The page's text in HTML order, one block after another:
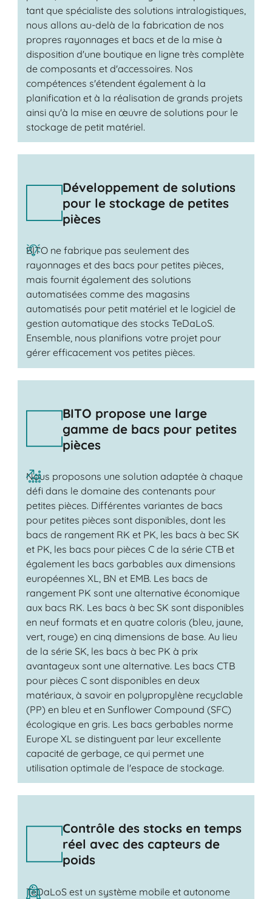
tant que spécialiste des solutions intralogistiques,
nous allons au-delà de la fabrication de nos
propres rayonnages et bacs et de la mise à
disposition d'une boutique en ligne très complète
de composants et d'accessoires. Nos
compétences s'étendent également à la
planification et à la réalisation de grands projets
ainsi qu'à la mise en œuvre de solutions pour le
stockage de petit matériel.
Développement de solutions
pour le stockage de petites
pièces
BITO ne fabrique pas seulement des
rayonnages et des bacs pour petites pièces,
mais fournit également des solutions
automatisées comme des magasins
automatisés pour petit matériel et le logiciel de
gestion automatique des stocks TeDaLoS.
Ensemble, nous planifions votre projet pour
gérer efficacement vos petites pièces.
BITO propose une large
gamme de bacs pour petites
pièces
Nous proposons une solution adaptée à chaque
défi dans le domaine des contenants pour
petites pièces. Différentes variantes de bacs
pour petites pièces sont disponibles, dont les
bacs de rangement RK et PK, les bacs à bec SK
et PK, les bacs pour pièces C de la série CTB et
également les bacs garbables aux dimensions
européennes XL, BN et EMB. Les bacs de
rangement PK sont une alternative économique
aux bacs RK. Les bacs à bec SK sont disponibles
en neuf formats et en quatre coloris (bleu, jaune,
vert, rouge) en cinq dimensions de base. Au lieu
de la série SK, les bacs à bec PK à prix
avantageux sont une alternative. Les bacs CTB
pour pièces C sont disponibles en deux
matériaux, à savoir en polypropylène recyclable
(PP) en bleu et en Sunflower Compound (SFC)
écologique en gris. Les bacs gerbables norme
Europe XL se distinguent par leur excellente
capacité de gerbage, ce qui permet une
utilisation optimale de l'espace de stockage.
Contrôle des stocks en temps
réel avec des capteurs de
poids
TeDaLoS est un système mobile et autonome